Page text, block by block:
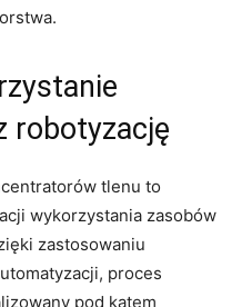
robotyzację
tlenu ⁣to
wykorzystania zasobów
⁣zastosowaniu
proces
pod ⁣kątem